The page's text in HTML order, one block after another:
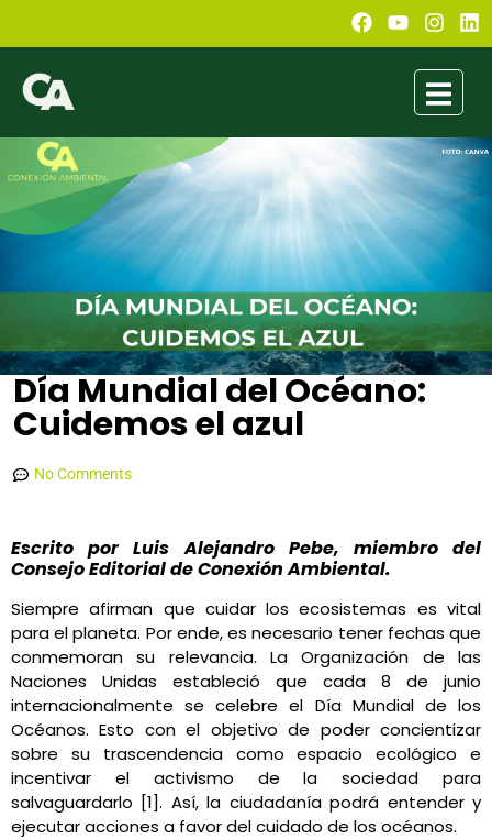
Día Mundial del Océano:
Cuidemos el azul
No Comments
Escrito por Luis Alejandro Pebe, miembro del
Consejo Editorial de Conexión Ambiental.
Siempre afirman que cuidar los ecosistemas es vital
para el planeta. Por ende, es necesario tener fechas que
conmemoran su relevancia. La Organización de las
Naciones Unidas estableció que cada 8 de junio
internacionalmente se celebre el Día Mundial de los
Océanos. Esto con el objetivo de poder concientizar
sobre su trascendencia como espacio ecológico e
incentivar el activismo de la sociedad para
salvaguardarlo [1]. Así, la ciudadanía podrá entender y
ejecutar acciones a favor del cuidado de los océanos.